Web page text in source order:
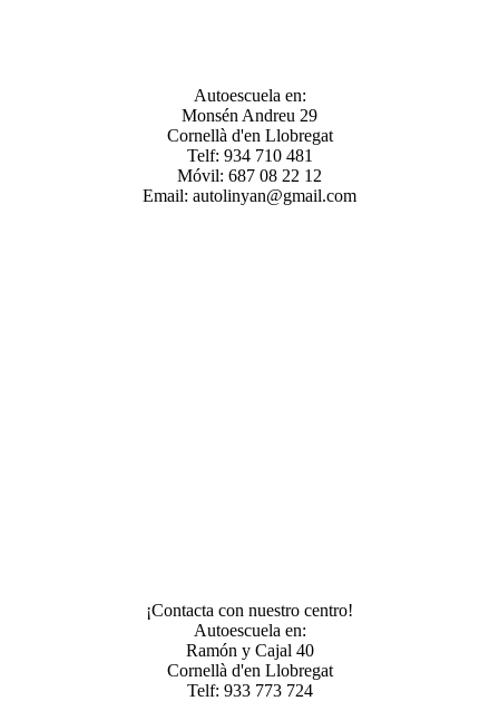
Autoescuela en:
Monsén Andreu 29
Cornellà d'en Llobregat
Telf: 934 710 481
Móvil: 687 08 22 12
Email: autolinyan@gmail.com
¡Contacta con nuestro centro!
Autoescuela en:
Ramón y Cajal 40
Cornellà d'en Llobregat
Telf: 933 773 724